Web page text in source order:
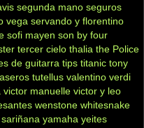
segunda mano seguros
vega servando y florentino
sofi mayen son by four
tercer cielo thalia the Police
de guitarra tips titanic tony
tutellus valentino verdi
victor manuelle victor y leo
wenstone whitesnake
yamaha yeites